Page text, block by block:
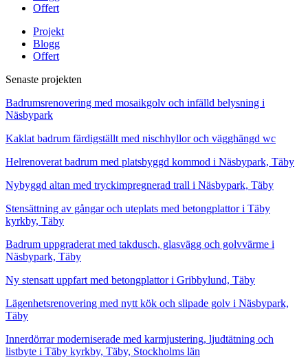
Offert
Projekt
Blogg
Offert
Senaste projekten
Badrumsrenovering med mosaikgolv och infälld belysning i
Näsbypark
Kaklat badrum färdigställt med nischhyllor och vägghängd wc
Helrenoverat badrum med platsbyggd kommod i Näsbypark, Täby
Nybyggd altan med tryckimpregnerad trall i Näsbypark, Täby
Stensättning av gångar och uteplats med betongplattor i Täby
kyrkby, Täby
Badrum uppgraderat med takdusch, glasvägg och golvvärme i
Näsbypark, Täby
Ny stensatt uppfart med betongplattor i Gribbylund, Täby
Lägenhetsrenovering med nytt kök och slipade golv i Näsbypark,
Täby
Innerdörrar moderniserade med karmjustering, ljudtätning och
listbyte i Täby kyrkby, Täby, Stockholms län